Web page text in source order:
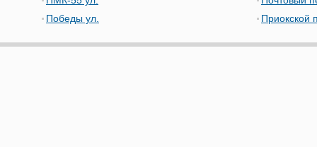
Победы ул.
Приокской